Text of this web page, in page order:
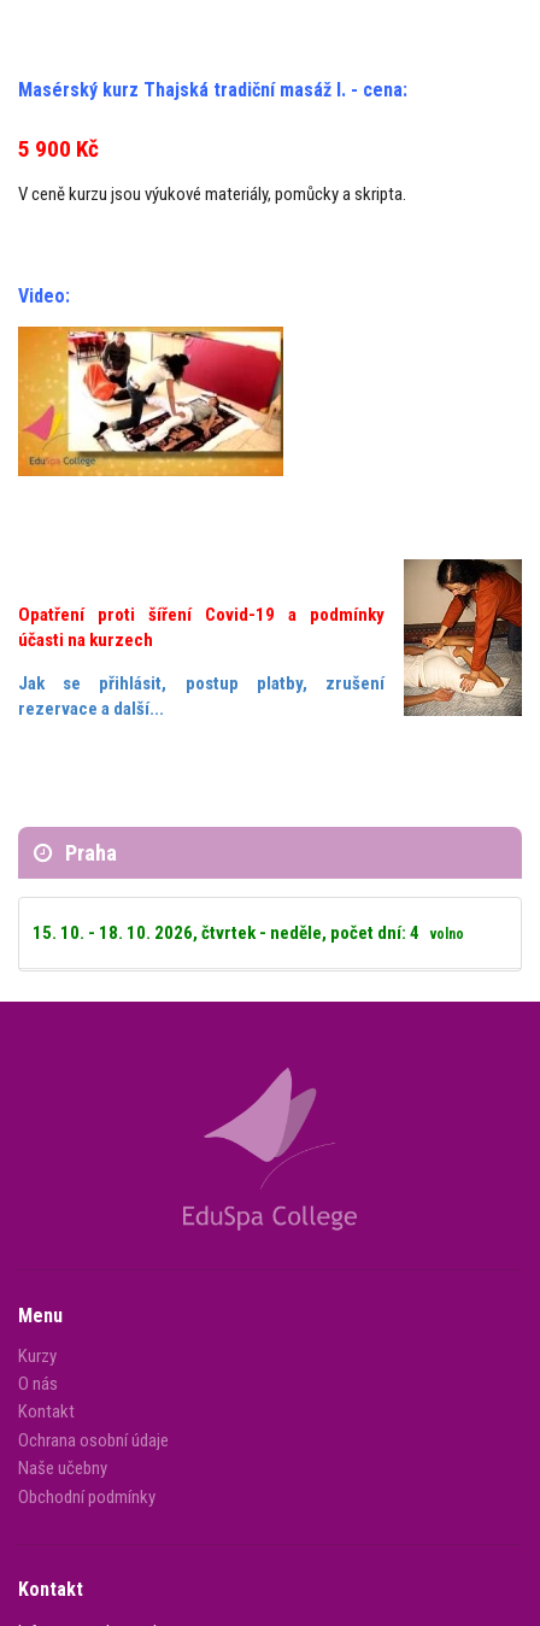
Masérský kurz Thajská tradiční masáž I. - cena:
5 900 Kč
V ceně kurzu jsou výukové materiály, pomůcky a skripta.
Video:
Opatření proti šíření Covid-19 a podmínky
účasti na kurzech
Jak se přihlásit, postup platby, zrušení
rezervace a další...
Praha
15. 10. - 18. 10. 2026, čtvrtek - neděle, počet dní: 4 volno
Menu
Kurzy
O nás
Kontakt
Ochrana osobní údaje
Naše učebny
Obchodní podmínky
Kontakt